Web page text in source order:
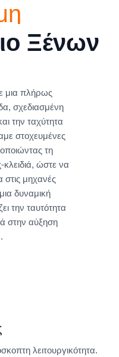
Ξένων
μια πλήρως
σχεδιασμένη
την ταχύτητα
στοχευμένες
τη
κλειδιά, ώστε να
στις μηχανές
δυναμική
την ταυτότητα
στην αύξηση
λειτουργικότητα.